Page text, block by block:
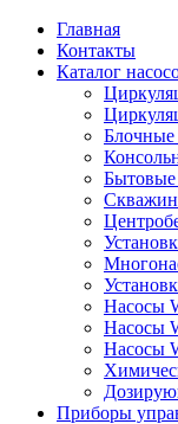
Главная
Контакты
Каталог
Бытовые
Насосы
Насосы
Насосы
Приборы